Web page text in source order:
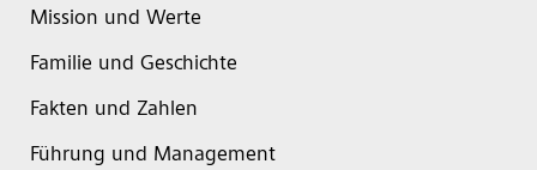
Mission und Werte
Familie und Geschichte
Fakten und Zahlen
Führung und Management